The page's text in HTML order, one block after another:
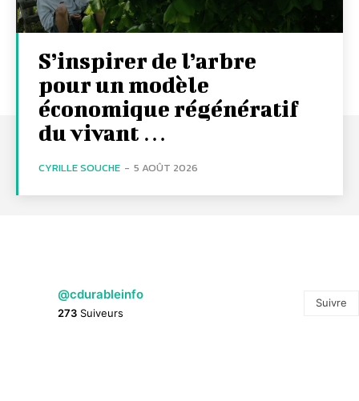
S’inspirer de l’arbre
pour un modèle
économique régénératif
du vivant …
CYRILLE SOUCHE - 5 AOÛT 2026
@cdurableinfo
273 Suiveurs
Suivre